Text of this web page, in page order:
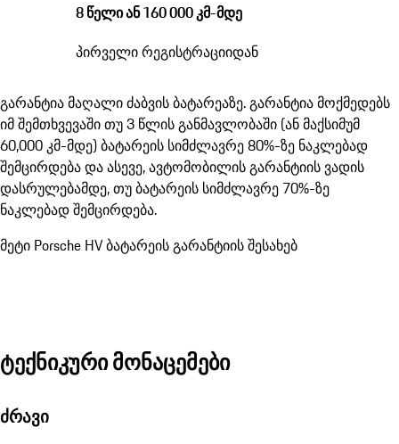
8 წელი ან 160 000 კმ-მდე
პირველი რეგისტრაციიდან
გარანტია მაღალი ძაბვის ბატარეაზე. გარანტია მოქმედებს
იმ შემთხვევაში თუ 3 წლის განმავლობაში (ან მაქსიმუმ
60,000 კმ-მდე) ბატარეის სიმძლავრე 80%-ზე ნაკლებად
შემცირდება და ასევე, ავტომობილის გარანტიის ვადის
დასრულებამდე, თუ ბატარეის სიმძლავრე 70%-ზე
ნაკლებად შემცირდება.
მეტი Porsche HV ბატარეის გარანტიის შესახებ
ტექნიკური მონაცემები
ძრავი